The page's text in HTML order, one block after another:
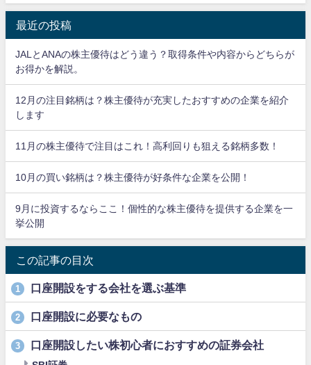
最近の投稿
JALとANAの株主優待はどう違う？取得条件や内容からどちらが
お得かを解説。
12月の注目銘柄は？株主優待が充実したおすすめの企業を紹介
します
11月の株主優待で注目はこれ！高利回りも狙える銘柄多数！
10月の買い銘柄は？株主優待が好条件な企業を公開！
9月に投資するならここ！個性的な株主優待を提供する企業を一
挙公開
この記事の目次
1 口座開設をする会社を選ぶ基準
2 口座開設に必要なもの
3 口座開設したい株初心者におすすめの証券会社